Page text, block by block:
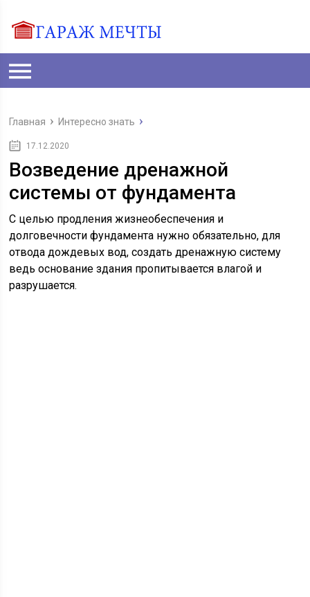
Главная Интересно знать
17.12.2020
Возведение дренажной
системы от фундамента
С целью продления жизнеобеспечения и
долговечности фундамента нужно обязательно, для
отвода дождевых вод, создать дренажную систему
ведь основание здания пропитывается влагой и
разрушается.